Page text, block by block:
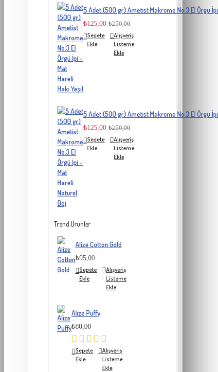
5 Adet (500 gr) Ametist Makrome No:3 El Örgü
₺125,00 ₺250,00
Sepete
Ekle
Alışveriş
Listeme
Ekle
5 Adet (500 gr) Ametist Makrome No:3 El Örgü
₺125,00 ₺250,00
Sepete
Ekle
Alışveriş
Listeme
Ekle
Trend Ürünler
Alize Cotton Gold
₺95,00
Sepete
Ekle
Alışveriş
Listeme
Ekle
Alize Puffy
₺80,00
Sepete
Ekle
Alışveriş
Listeme
Ekle